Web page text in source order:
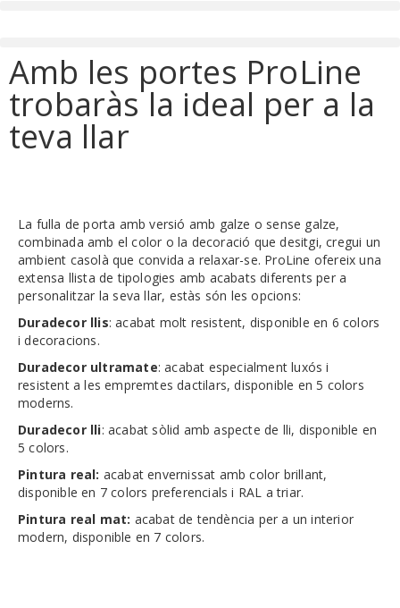
Amb les portes ProLine
trobaràs la ideal per a la
teva llar
La fulla de porta amb versió amb galze o sense galze,
combinada amb el color o la decoració que desitgi, cregui un
ambient casolà que convida a relaxar-se. ProLine ofereix una
extensa llista de tipologies amb acabats diferents per a
personalitzar la seva llar, estàs són les opcions:
Duradecor llis: acabat molt resistent, disponible en 6 colors
i decoracions.
Duradecor ultramate: acabat especialment luxós i
resistent a les empremtes dactilars, disponible en 5 colors
moderns.
Duradecor lli: acabat sòlid amb aspecte de lli, disponible en
5 colors.
Pintura real: acabat envernissat amb color brillant,
disponible en 7 colors preferencials i RAL a triar.
Pintura real mat: acabat de tendència per a un interior
modern, disponible en 7 colors.